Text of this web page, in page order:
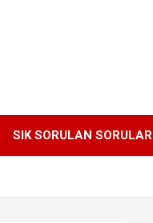
SIK SORULAN SORULAR